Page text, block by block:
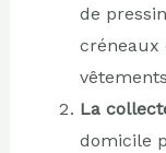
de
créneaux
La
domicile